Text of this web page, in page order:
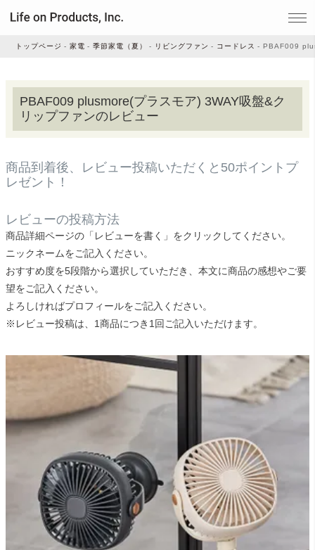
家電
家事・生活雑貨
ルームフレグランス
ビューティー
デジタル雑貨
ライト・シーリングファン
アクセサリー・消耗品
アウトレット
トップページ 家電 季節家電（夏） リビングファン コードレス PBAF009
PBAF009 plusmore(プラスモア) 3WAY吸盤&ク
リップファンのレビュー
商品到着後、レビュー投稿いただくと50ポイントプ
レゼント！
レビューの投稿方法
商品詳細ページの「レビューを書く」をクリックしてください。
ニックネームをご記入ください。
おすすめ度を5段階から選択していただき、本文に商品の感想やご要
望をご記入ください。
よろしければプロフィールをご記入ください。
※レビュー投稿は、1商品につき1回ご記入いただけます。